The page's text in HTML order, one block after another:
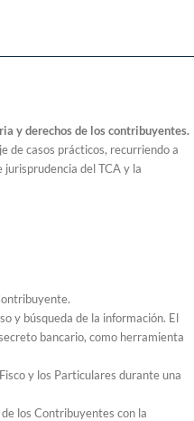
y derechos de los contribuyentes.
de casos prácticos, recurriendo a
del TCA y la
y búsqueda de la información. El
bancario, como herramienta
y los Particulares durante una
los Contribuyentes con la